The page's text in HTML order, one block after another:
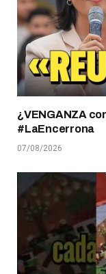
¿VENGANZA
#LaEncerrona
07/08/2026